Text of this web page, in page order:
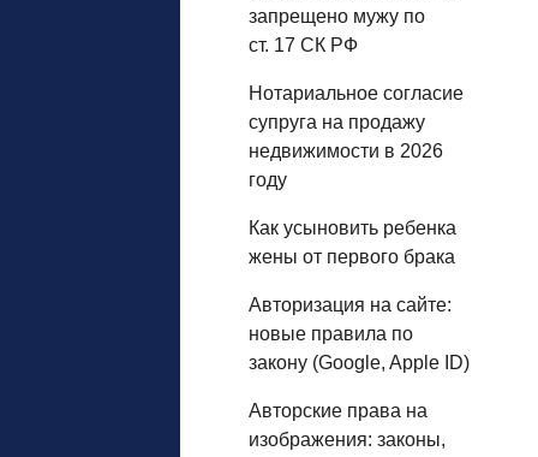
запрещено мужу по
ст. 17 СК РФ
Нотариальное согласие
супруга на продажу
недвижимости в 2026
году
Как усыновить ребенка
жены от первого брака
Авторизация на сайте:
новые правила по
закону (Google, Apple ID)
Авторские права на
изображения: законы,